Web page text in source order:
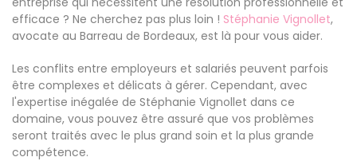
efficace ? Ne cherchez pas plus loin ! Stéphanie Vignollet,
avocate au Barreau de Bordeaux, est là pour vous aider.
Les conflits entre employeurs et salariés peuvent parfois
être complexes et délicats à gérer. Cependant, avec
l'expertise inégalée de Stéphanie Vignollet dans ce
domaine, vous pouvez être assuré que vos problèmes
seront traités avec le plus grand soin et la plus grande
compétence.